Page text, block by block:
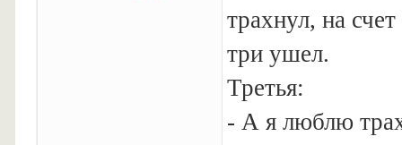
трахнул, на счет
три ушел.
Третья:
- А я люблю